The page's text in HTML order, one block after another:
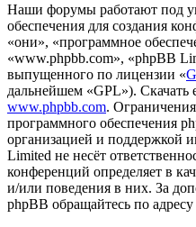
Наши форумы работают под
обеспечения для создания
«они», «программное
«www.phpbb.com», «phpBB
выпущенного по лицензии «
дальнейшем «GPL»). Скачать
www.phpbb.com.
программного обеспечения
организацией и поддержкой
Limited не несёт
конференций определяет в
и/или поведения в них. За
phpBB обращайтесь по адресу